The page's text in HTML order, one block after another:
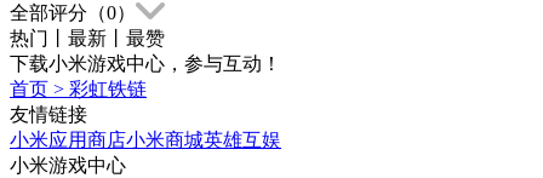
全部评分（0）
热门
最新
最赞
下载小米游戏中心，参与互动！
首页 > 彩虹铁链
友情链接
小米应用商店小米商城英雄互娱
小米游戏中心